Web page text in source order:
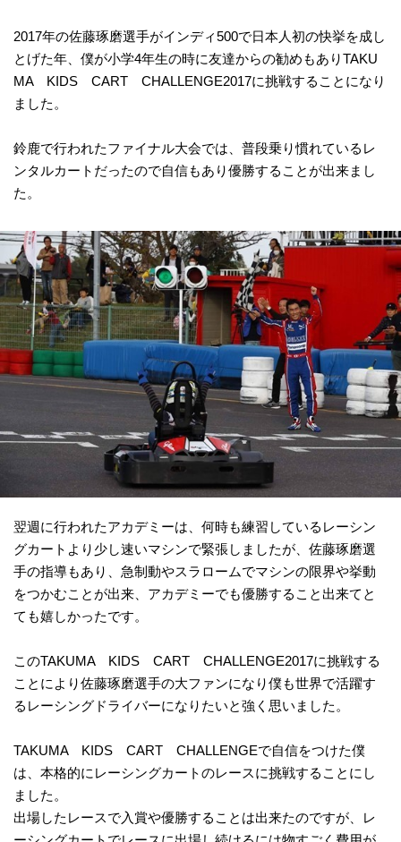
2017年の佐藤琢磨選手がインディ500で日本人初の快挙を成し
とげた年、僕が小学4年生の時に友達からの勧めもありTAKU
MA KIDS CART CHALLENGE2017に挑戦することになり
ました。
鈴鹿で行われたファイナル大会では、普段乗り慣れているレ
ンタルカートだったので自信もあり優勝することが出来まし
た。
翌週に行われたアカデミーは、何時も練習しているレーシン
グカートより少し速いマシンで緊張しましたが、佐藤琢磨選
手の指導もあり、急制動やスラロームでマシンの限界や挙動
をつかむことが出来、アカデミーでも優勝すること出来てと
ても嬉しかったです。
このTAKUMA KIDS CART CHALLENGE2017に挑戦する
ことにより佐藤琢磨選手の大ファンになり僕も世界で活躍す
るレーシングドライバーになりたいと強く思いました。
TAKUMA KIDS CART CHALLENGEで自信をつけた僕
は、本格的にレーシングカートのレースに挑戦することにし
ました。
出場したレースで入賞や優勝することは出来たのですが、レ